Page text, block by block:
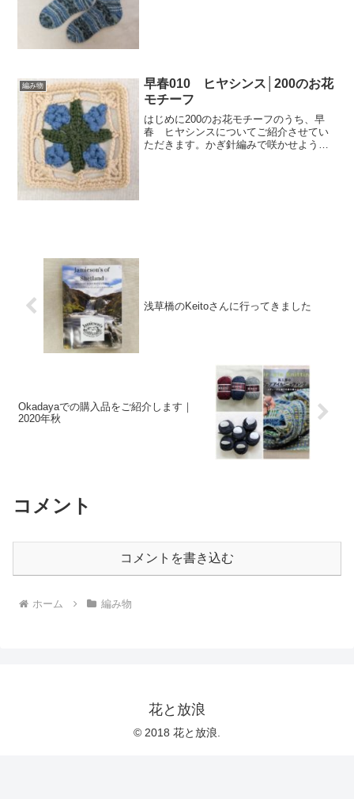
編み物
早春010 ヒヤシンス│200のお花
モチーフ
はじめに200のお花モチーフのうち、早
春 ヒヤシンスについてご紹介させてい
ただきます。かぎ針編みで咲かせよう季
浅草橋のKeitoさんに行ってきました
Okadayaでの購入品をご紹介します｜
2020年秋
コメント
コメントを書き込む
ホーム 編み物
花と放浪
© 2018 花と放浪.